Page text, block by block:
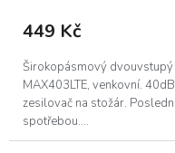
449 Kč
Širokopásmový
MAX403LTE, venkovní.
zesilovač na stožár.
spotřebou....